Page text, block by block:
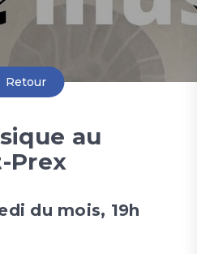
Retour
au
Prex
du mois, 19h